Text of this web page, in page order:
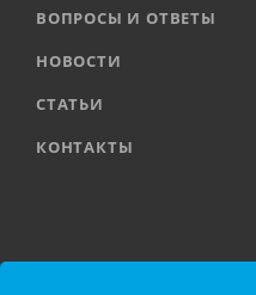
ВОПРОСЫ И ОТВЕТЫ
НОВОСТИ
СТАТЬИ
КОНТАКТЫ